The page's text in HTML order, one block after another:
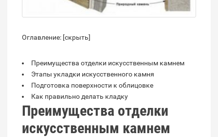
Оглавление: [скрыть]
Преимущества отделки искусственным камнем
Этапы укладки искусственного камня
Подготовка поверхности к облицовке
Как правильно делать кладку
Преимущества отделки
искусственным камнем